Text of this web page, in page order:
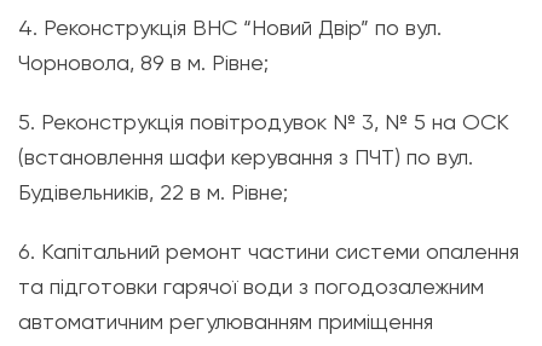
4. Реконструкція ВНС “Новий Двір” по вул.
Чорновола, 89 в м. Рівне;
5. Реконструкція повітродувок № 3, № 5 на ОСК
(встановлення шафи керування з ПЧТ) по вул.
Будівельників, 22 в м. Рівне;
6. Капітальний ремонт частини системи опалення
та підготовки гарячої води з погодозалежним
автоматичним регулюванням приміщення